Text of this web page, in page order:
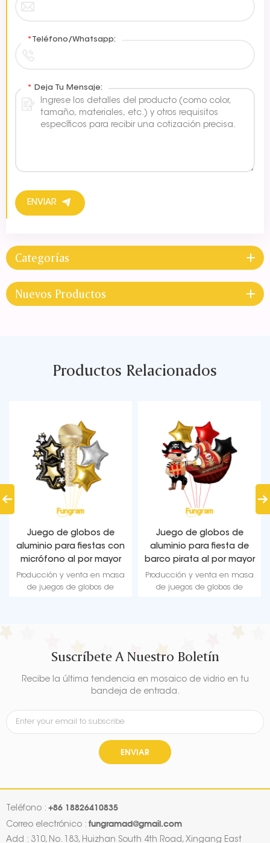
* Teléfono/Whatsapp:
* Deja Tu Mensaje:
ENVIAR
Categorías
Nuevos Productos
Productos Relacionados
Juego de globos de
aluminio para fiestas con
micrófono al por mayor
Producción y venta en masa
de juegos de globos de
Juego de globos de
aluminio para fiesta de
barco pirata al por mayor
Producción y venta en masa
de juegos de globos de
Suscríbete A Nuestro Boletín
Recibe la última tendencia en mosaico de vidrio en tu
bandeja de entrada.
ENVIAR
Teléfono : +86 18826410835
Correo electrónico : fungramad@gmail.com
Add : 310, No. 183, Huizhan South 4th Road, Xingang East